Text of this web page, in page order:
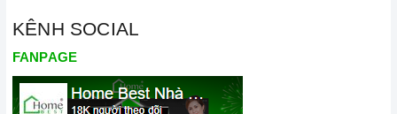
KÊNH SOCIAL
FANPAGE